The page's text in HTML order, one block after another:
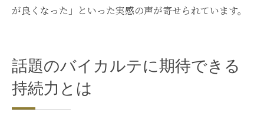
が良くなった」といった実感の声が寄せられています。
話題のバイカルテに期待できる
持続力とは